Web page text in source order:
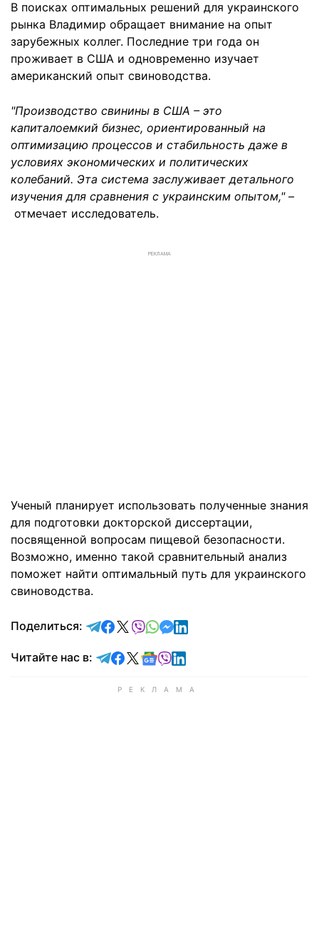
В поисках оптимальных решений для украинского
рынка Владимир обращает внимание на опыт
зарубежных коллег. Последние три года он
проживает в США и одновременно изучает
американский опыт свиноводства.
"Производство свинины в США – это
капиталоемкий бизнес, ориентированный на
оптимизацию процессов и стабильность даже в
условиях экономических и политических
колебаний. Эта система заслуживает детального
изучения для сравнения с украинским опытом," –
отмечает исследователь.
РЕКЛАМА
Ученый планирует использовать полученные знания
для подготовки докторской диссертации,
посвященной вопросам пищевой безопасности.
Возможно, именно такой сравнительный анализ
поможет найти оптимальный путь для украинского
свиноводства.
Поделиться: отправить в Telegram
поделиться в Facebook
поделиться в X
отправить в Viber
отправить в Whatsapp
отправить в Messenger
отправить в LinkedIn
Читайте нас в: Читайте в Telegram
Читайте в Facebook
Читайте в X
Читайте в Google news
Читайте в Viber
Читайте в LinkedIn